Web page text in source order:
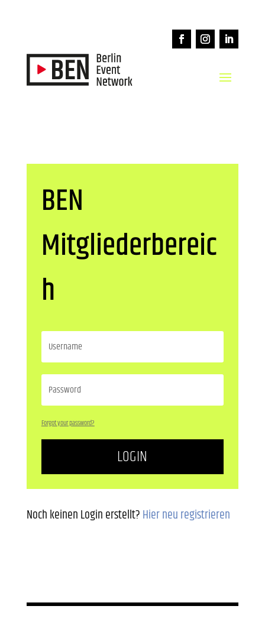
BEN
Mitgliederbereic
h
Forgot your password?
LOGIN
Noch keinen Login erstellt?Hier neu registrieren